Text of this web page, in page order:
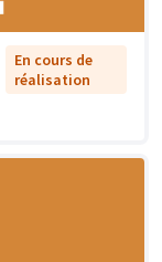
En cours de
réalisation